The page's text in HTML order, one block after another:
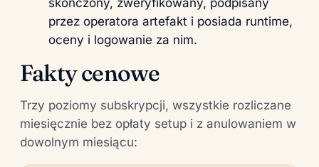
przez operatora artefakt i posiada runtime,
oceny i logowanie za nim.
Fakty cenowe
Trzy poziomy subskrypcji, wszystkie rozliczane
miesięcznie bez opłaty setup i z anulowaniem w
dowolnym miesiącu: